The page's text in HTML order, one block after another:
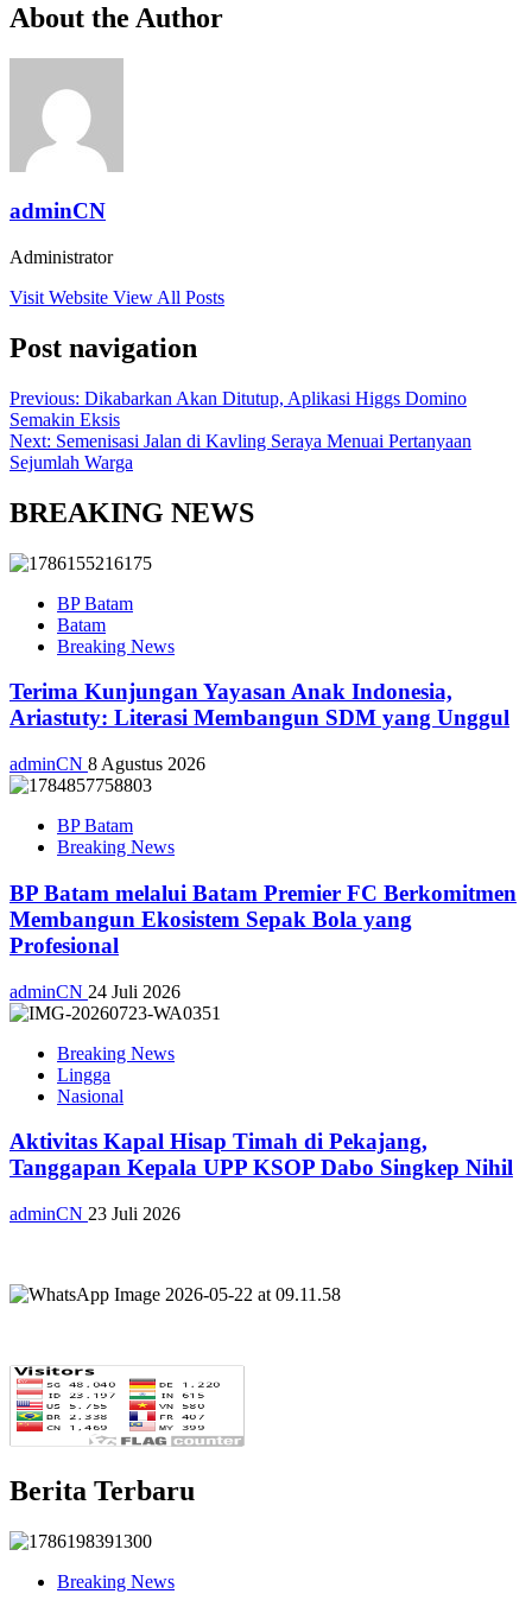
About the Author
adminCN
Administrator
Visit Website View All Posts
Post navigation
Previous: Dikabarkan Akan Ditutup, Aplikasi Higgs Domino
Semakin Eksis
Next: Semenisasi Jalan di Kavling Seraya Menuai Pertanyaan
Sejumlah Warga
BREAKING NEWS
BP Batam
Batam
Breaking News
Terima Kunjungan Yayasan Anak Indonesia,
Ariastuty: Literasi Membangun SDM yang Unggul
adminCN 8 Agustus 2026
BP Batam
Breaking News
BP Batam melalui Batam Premier FC Berkomitmen
Membangun Ekosistem Sepak Bola yang
Profesional
adminCN 24 Juli 2026
Breaking News
Lingga
Nasional
Aktivitas Kapal Hisap Timah di Pekajang,
Tanggapan Kepala UPP KSOP Dabo Singkep Nihil
adminCN 23 Juli 2026
Berita Terbaru
Breaking News